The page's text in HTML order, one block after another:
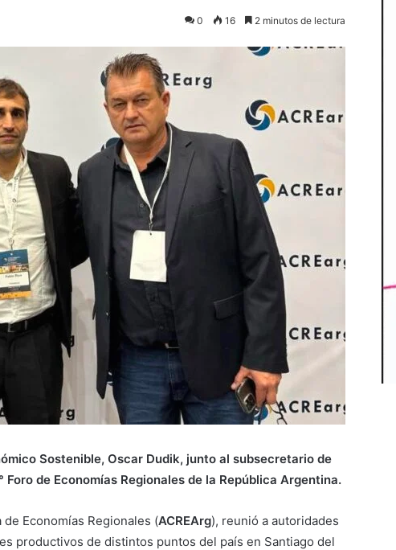
0 16 2 minutos de lectura
Sostenible, Oscar Dudik, junto al subsecretario de
de Economías Regionales de la República Argentina.
Economías Regionales (ACREArg), reunió a autoridades
productivos de distintos puntos del país en Santiago del